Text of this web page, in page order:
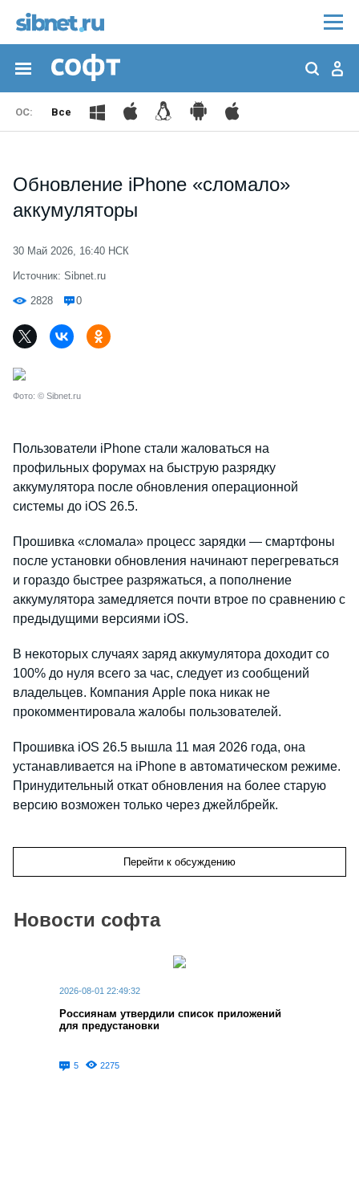
Все
Обновление iPhone «сломало»
аккумуляторы
30 Май 2026, 16:40 НСК
Источник: Sibnet.ru
2828 0
Фото: © Sibnet.ru
Пользователи iPhone стали жаловаться на
профильных форумах на быструю разрядку
аккумулятора после обновления операционной
системы до iOS 26.5.
Прошивка «сломала» процесс зарядки — смартфоны
после установки обновления начинают перегреваться
и гораздо быстрее разряжаться, а пополнение
аккумулятора замедляется почти втрое по сравнению с
предыдущими версиями iOS.
В некоторых случаях заряд аккумулятора доходит со
100% до нуля всего за час, следует из сообщений
владельцев. Компания Apple пока никак не
прокомментировала жалобы пользователей.
Прошивка iOS 26.5 вышла 11 мая 2026 года, она
устанавливается на iPhone в автоматическом режиме.
Принудительный откат обновления на более старую
версию возможен только через джейлбрейк.
Перейти к обсуждению
Новости софта
2026-08-01 22:49:32
Россиянам утвердили список приложений
для предустановки
5 2275